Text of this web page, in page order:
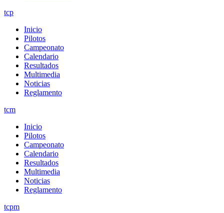
tcp
Inicio
Pilotos
Campeonato
Calendario
Resultados
Multimedia
Noticias
Reglamento
tcm
Inicio
Pilotos
Campeonato
Calendario
Resultados
Multimedia
Noticias
Reglamento
tcpm